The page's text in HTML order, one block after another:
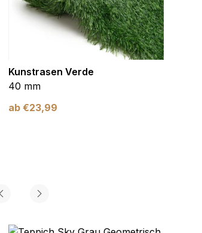
Kunstrasen Verde
40 mm
ab €23,99